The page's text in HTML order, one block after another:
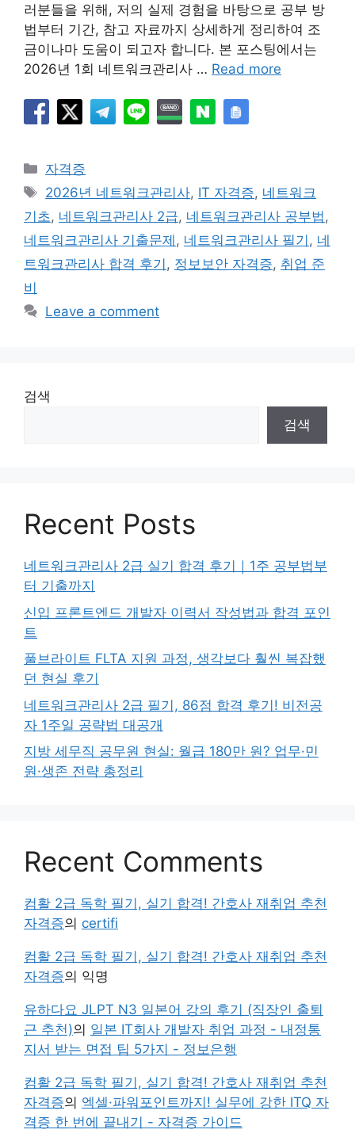
러분들을 위해, 저의 실제 경험을 바탕으로 공부 방
법부터 기간, 참고 자료까지 상세하게 정리하여 조
금이나마 도움이 되고자 합니다. 본 포스팅에서는
2026년 1회 네트워크관리사 … Read more
Categories
자격증
Tags
2026년 네트워크관리사, IT 자격증, 네트워크
기초, 네트워크관리사 2급, 네트워크관리사 공부법,
네트워크관리사 기출문제 , 네트워크관리사 필기 , 네
트워크관리사 합격 후기 , 정보보안 자격증, 취업 준
비
Leave a comment
검색
검색
Recent Posts
네트워크관리사 2급 실기 합격 후기｜1주 공부법부
터 기출까지
신입 프론트엔드 개발자 이력서 작성법과 합격 포인
트
풀브라이트 FLTA 지원 과정, 생각보다 훨씬 복잡했
던 현실 후기
네트워크관리사 2급 필기, 86점 합격 후기! 비전공
자 1주일 공략법 대공개
지방 세무직 공무원 현실: 월급 180만 원? 업무·민
원·생존 전략 총정리
Recent Comments
컴활 2급 독학 필기, 실기 합격! 간호사 재취업 추천
자격증의 certifi
컴활 2급 독학 필기, 실기 합격! 간호사 재취업 추천
자격증의 익명
유하다요 JLPT N3 일본어 강의 후기 (직장인 출퇴
근 추천)의 일본 IT회사 개발자 취업 과정 - 내정통
지서 받는 면접 팁 5가지 - 정보은행
컴활 2급 독학 필기, 실기 합격! 간호사 재취업 추천
자격증의 엑셀·파워포인트까지! 실무에 강한 ITQ 자
격증 한 번에 끝내기 - 자격증 가이드